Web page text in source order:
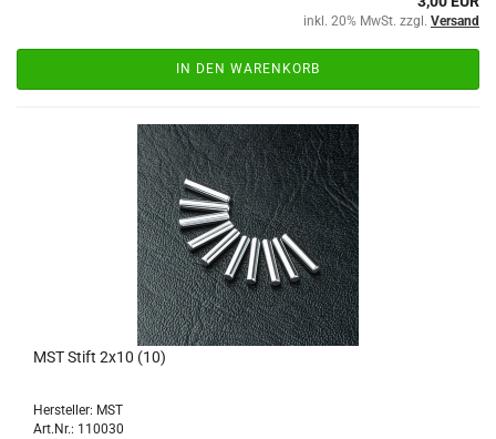
inkl. 20% MwSt. zzgl. Versand
IN DEN WARENKORB
MST Stift 2x10 (10)
Hersteller: MST
Art.Nr.: 110030